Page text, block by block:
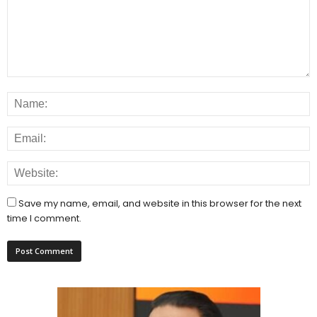
Save my name, email, and website in this browser for the next
time I comment.